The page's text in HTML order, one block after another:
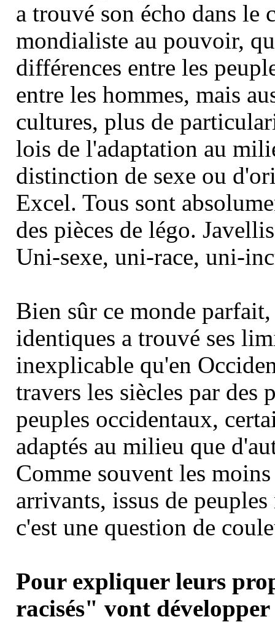
a trouvé son écho dans le
mondialiste au pouvoir,
différences entre les
entre les hommes, mais
cultures, plus de
lois de l'adaptation au
distinction de sexe ou
Excel. Tous sont
des pièces de légo.
Uni-sexe, uni-race, uni-
Bien sûr ce monde
identiques a trouvé ses
inexplicable qu'en
travers les siècles par des
peuples occidentaux,
adaptés au milieu que
Comme souvent les
arrivants, issus de
c'est une question de
Pour expliquer leurs
racisés" vont